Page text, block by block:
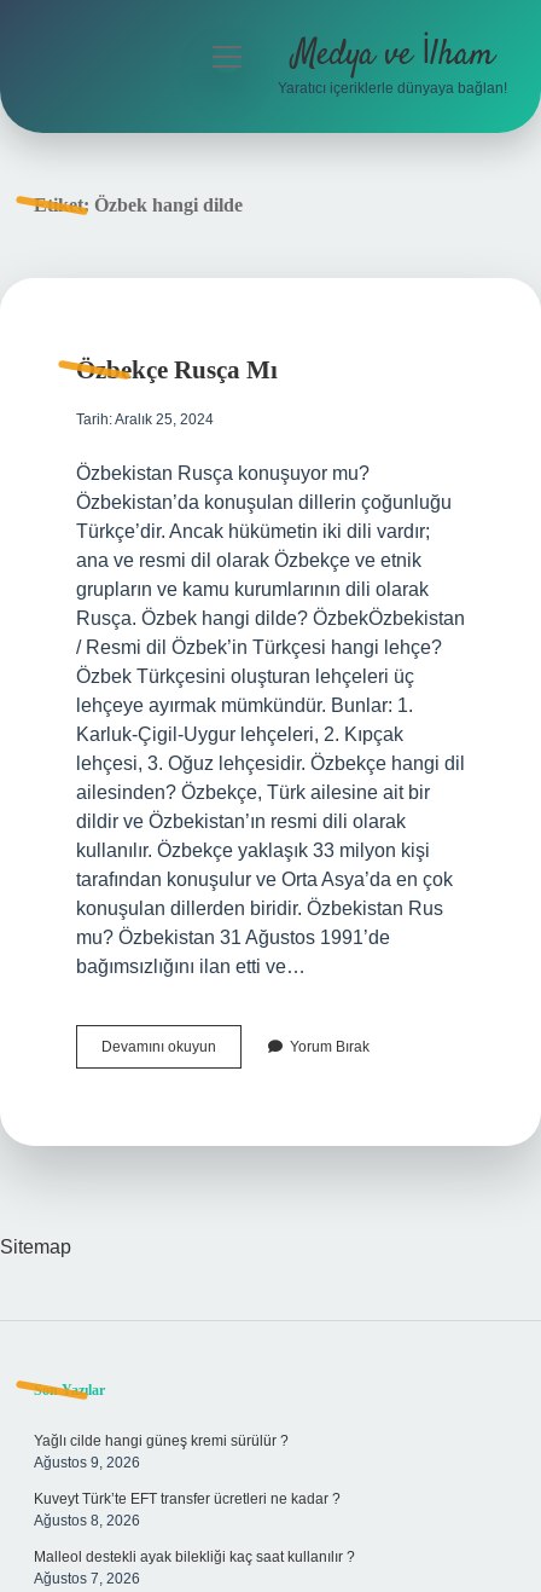
menüyü
Medya ve İlham
Yaratıcı içeriklerle dünyaya bağlan!
Etiket: Özbek hangi dilde
Özbekçe Rusça Mı
Tarih: Aralık 25, 2024
Özbekistan Rusça konuşuyor mu?
Özbekistan’da konuşulan dillerin çoğunluğu
Türkçe’dir. Ancak hükümetin iki dili vardır;
ana ve resmi dil olarak Özbekçe ve etnik
grupların ve kamu kurumlarının dili olarak
Rusça. Özbek hangi dilde? ÖzbekÖzbekistan
/ Resmi dil Özbek’in Türkçesi hangi lehçe?
Özbek Türkçesini oluşturan lehçeleri üç
lehçeye ayırmak mümkündür. Bunlar: 1.
Karluk-Çigil-Uygur lehçeleri, 2. Kıpçak
lehçesi, 3. Oğuz lehçesidir. Özbekçe hangi dil
ailesinden? Özbekçe, Türk ailesine ait bir
dildir ve Özbekistan’ın resmi dili olarak
kullanılır. Özbekçe yaklaşık 33 milyon kişi
tarafından konuşulur ve Orta Asya’da en çok
konuşulan dillerden biridir. Özbekistan Rus
mu? Özbekistan 31 Ağustos 1991’de
bağımsızlığını ilan etti ve…
Devamını okuyun Özbekçe
Rusça
Yorum Bırak
Sitemap
Sidebar
Son Yazılar
Yağlı cilde hangi güneş kremi sürülür ?
Ağustos 9, 2026
Kuveyt Türk’te EFT transfer ücretleri ne kadar ?
Ağustos 8, 2026
Malleol destekli ayak bilekliği kaç saat kullanılır ?
Ağustos 7, 2026